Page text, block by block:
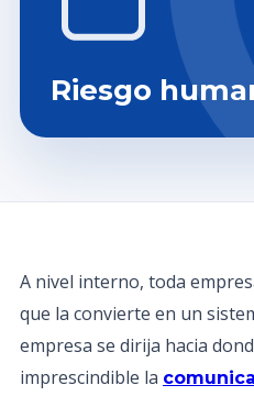
Riesgo
A nivel interno, toda
que la convierte en un
empresa se dirija hacia
imprescindible la